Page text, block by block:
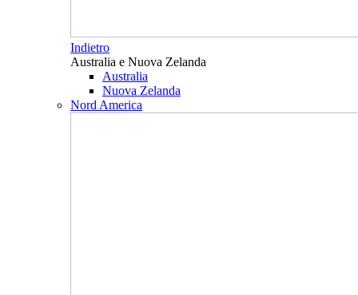
Indietro
Australia e Nuova Zelanda
Australia
Nuova Zelanda
Nord America